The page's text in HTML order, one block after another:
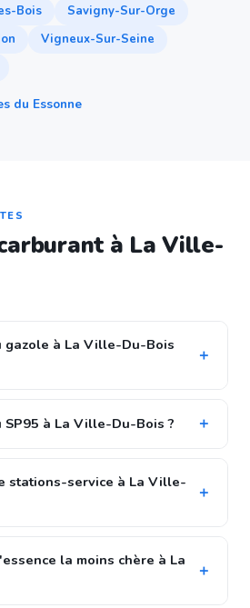
Bois
Savigny-Sur-Orge
Vigneux-Sur-Seine
du Essonne
à La Ville-
gazole à La Ville-Du-Bois
à La Ville-Du-Bois ?
stations-service à La Ville-
la moins chère à La